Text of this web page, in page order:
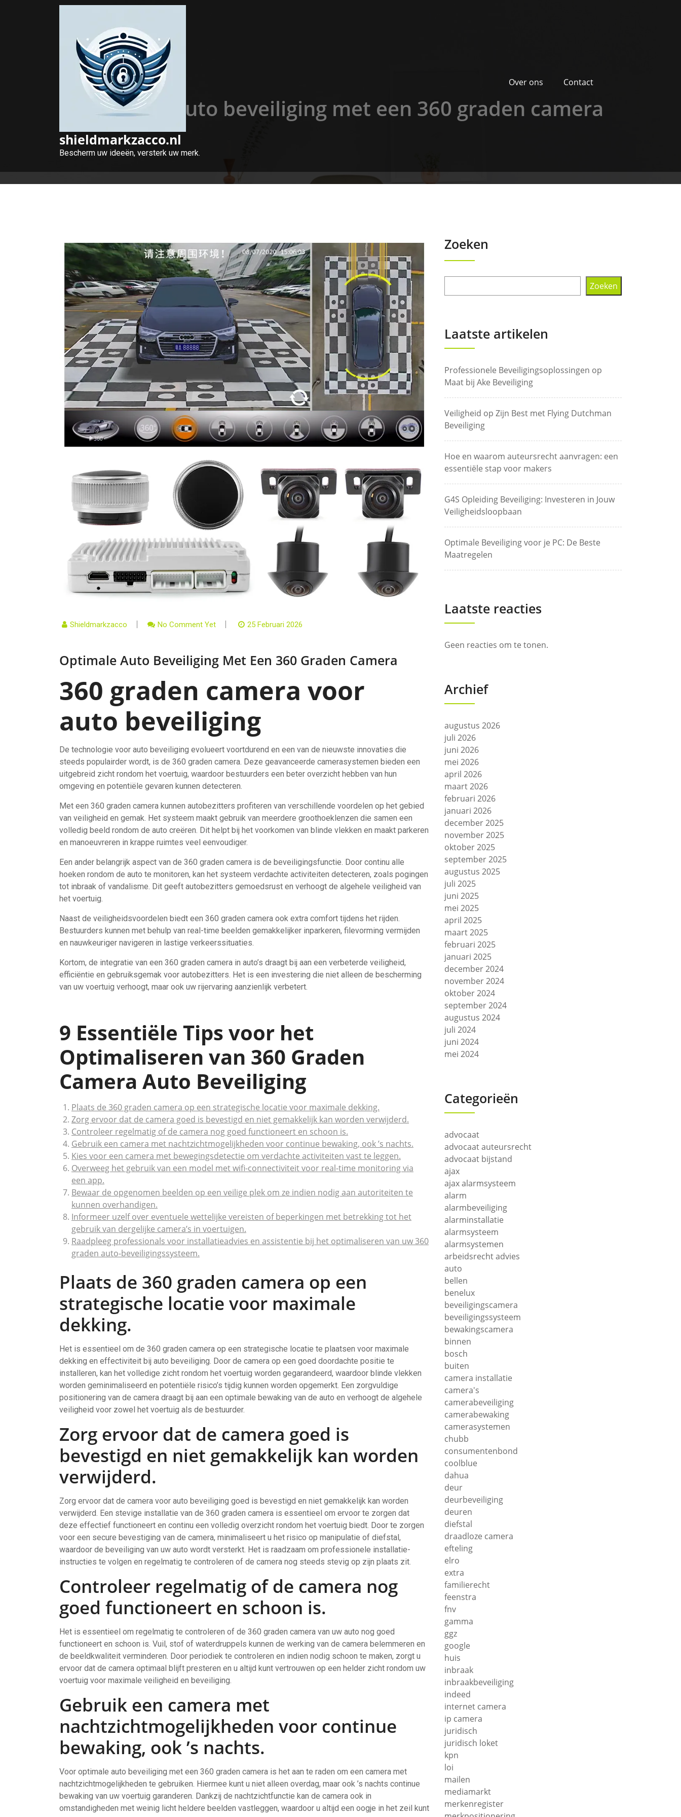
shieldmarkzacco.nl
Bescherm uw ideeën, versterk uw merk.
Over ons Contact
Optimale auto beveiliging met een 360 graden camera
Shieldmarkzacco No Comment Yet 25 Februari 2026
Optimale Auto Beveiliging Met Een 360 Graden Camera
360 graden camera voor
auto beveiliging
De technologie voor auto beveiliging evolueert voortdurend en een van de nieuwste innovaties die
steeds populairder wordt, is de 360 graden camera. Deze geavanceerde camerasystemen bieden een
uitgebreid zicht rondom het voertuig, waardoor bestuurders een beter overzicht hebben van hun
omgeving en potentiële gevaren kunnen detecteren.
Met een 360 graden camera kunnen autobezitters profiteren van verschillende voordelen op het gebied
van veiligheid en gemak. Het systeem maakt gebruik van meerdere groothoeklenzen die samen een
volledig beeld rondom de auto creëren. Dit helpt bij het voorkomen van blinde vlekken en maakt parkeren
en manoeuvreren in krappe ruimtes veel eenvoudiger.
Een ander belangrijk aspect van de 360 graden camera is de beveiligingsfunctie. Door continu alle
hoeken rondom de auto te monitoren, kan het systeem verdachte activiteiten detecteren, zoals pogingen
tot inbraak of vandalisme. Dit geeft autobezitters gemoedsrust en verhoogt de algehele veiligheid van
het voertuig.
Naast de veiligheidsvoordelen biedt een 360 graden camera ook extra comfort tijdens het rijden.
Bestuurders kunnen met behulp van real-time beelden gemakkelijker inparkeren, filevorming vermijden
en nauwkeuriger navigeren in lastige verkeerssituaties.
Kortom, de integratie van een 360 graden camera in auto’s draagt bij aan een verbeterde veiligheid,
efficiëntie en gebruiksgemak voor autobezitters. Het is een investering die niet alleen de bescherming
van uw voertuig verhoogt, maar ook uw rijervaring aanzienlijk verbetert.
9 Essentiële Tips voor het
Optimaliseren van 360 Graden
Camera Auto Beveiliging
Plaats de 360 graden camera op een strategische locatie voor maximale dekking.
Zorg ervoor dat de camera goed is bevestigd en niet gemakkelijk kan worden verwijderd.
Controleer regelmatig of de camera nog goed functioneert en schoon is.
Gebruik een camera met nachtzichtmogelijkheden voor continue bewaking, ook ’s nachts.
Kies voor een camera met bewegingsdetectie om verdachte activiteiten vast te leggen.
Overweeg het gebruik van een model met wifi-connectiviteit voor real-time monitoring via
een app.
Bewaar de opgenomen beelden op een veilige plek om ze indien nodig aan autoriteiten te
kunnen overhandigen.
Informeer uzelf over eventuele wettelijke vereisten of beperkingen met betrekking tot het
gebruik van dergelijke camera’s in voertuigen.
Raadpleeg professionals voor installatieadvies en assistentie bij het optimaliseren van uw 360
graden auto-beveiligingssysteem.
Plaats de 360 graden camera op een
strategische locatie voor maximale
dekking.
Het is essentieel om de 360 graden camera op een strategische locatie te plaatsen voor maximale
dekking en effectiviteit bij auto beveiliging. Door de camera op een goed doordachte positie te
installeren, kan het volledige zicht rondom het voertuig worden gegarandeerd, waardoor blinde vlekken
worden geminimaliseerd en potentiële risico’s tijdig kunnen worden opgemerkt. Een zorgvuldige
positionering van de camera draagt bij aan een optimale bewaking van de auto en verhoogt de algehele
veiligheid voor zowel het voertuig als de bestuurder.
Zorg ervoor dat de camera goed is
bevestigd en niet gemakkelijk kan worden
verwijderd.
Zorg ervoor dat de camera voor auto beveiliging goed is bevestigd en niet gemakkelijk kan worden
verwijderd. Een stevige installatie van de 360 graden camera is essentieel om ervoor te zorgen dat
deze effectief functioneert en continu een volledig overzicht rondom het voertuig biedt. Door te zorgen
voor een secure bevestiging van de camera, minimaliseert u het risico op manipulatie of diefstal,
waardoor de beveiliging van uw auto wordt versterkt. Het is raadzaam om professionele installatie-
instructies te volgen en regelmatig te controleren of de camera nog steeds stevig op zijn plaats zit.
Controleer regelmatig of de camera nog
goed functioneert en schoon is.
Het is essentieel om regelmatig te controleren of de 360 graden camera van uw auto nog goed
functioneert en schoon is. Vuil, stof of waterdruppels kunnen de werking van de camera belemmeren en
de beeldkwaliteit verminderen. Door periodiek te controleren en indien nodig schoon te maken, zorgt u
ervoor dat de camera optimaal blijft presteren en u altijd kunt vertrouwen op een helder zicht rondom uw
voertuig voor maximale veiligheid en beveiliging.
Gebruik een camera met
nachtzichtmogelijkheden voor continue
bewaking, ook ’s nachts.
Voor optimale auto beveiliging met een 360 graden camera is het aan te raden om een camera met
nachtzichtmogelijkheden te gebruiken. Hiermee kunt u niet alleen overdag, maar ook ’s nachts continue
bewaking van uw voertuig garanderen. Dankzij de nachtzichtfunctie kan de camera ook in
omstandigheden met weinig licht heldere beelden vastleggen, waardoor u altijd een oogje in het zeil kunt
Zoeken
Zoeken
Laatste artikelen
Professionele Beveiligingsoplossingen op
Maat bij Ake Beveiliging
Veiligheid op Zijn Best met Flying Dutchman
Beveiliging
Hoe en waarom auteursrecht aanvragen: een
essentiële stap voor makers
G4S Opleiding Beveiliging: Investeren in Jouw
Veiligheidsloopbaan
Optimale Beveiliging voor je PC: De Beste
Maatregelen
Laatste reacties
Geen reacties om te tonen.
Archief
augustus 2026
juli 2026
juni 2026
mei 2026
april 2026
maart 2026
februari 2026
januari 2026
december 2025
november 2025
oktober 2025
september 2025
augustus 2025
juli 2025
juni 2025
mei 2025
april 2025
maart 2025
februari 2025
januari 2025
december 2024
november 2024
oktober 2024
september 2024
augustus 2024
juli 2024
juni 2024
mei 2024
Categorieën
advocaat
advocaat auteursrecht
advocaat bijstand
ajax
ajax alarmsysteem
alarm
alarmbeveiliging
alarminstallatie
alarmsysteem
alarmsystemen
arbeidsrecht advies
auto
bellen
benelux
beveiligingscamera
beveiligingssysteem
bewakingscamera
binnen
bosch
buiten
camera installatie
camera's
camerabeveiliging
camerabewaking
camerasystemen
chubb
consumentenbond
coolblue
dahua
deur
deurbeveiliging
deuren
diefstal
draadloze camera
efteling
elro
extra
familierecht
feenstra
fnv
gamma
ggz
google
huis
inbraak
inbraakbeveiliging
indeed
internet camera
ip camera
juridisch
juridisch loket
kpn
loi
mailen
mediamarkt
merkenregister